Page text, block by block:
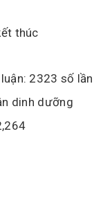
thúc
2323 số lần
dinh dưỡng